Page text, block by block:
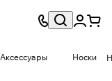
Аксессуары Носки